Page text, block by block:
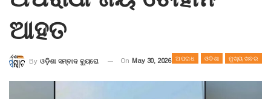
ଆହତ
ଅପରାଧ ଓଡିଶା ମୁଖ୍ୟ ଖବର
By ଓଡ଼ିଶା ସମ୍ବାଦ ବ୍ୟୁରୋ On May 30, 2026